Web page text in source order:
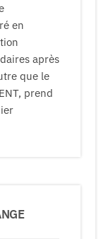
en
après
que le
prend